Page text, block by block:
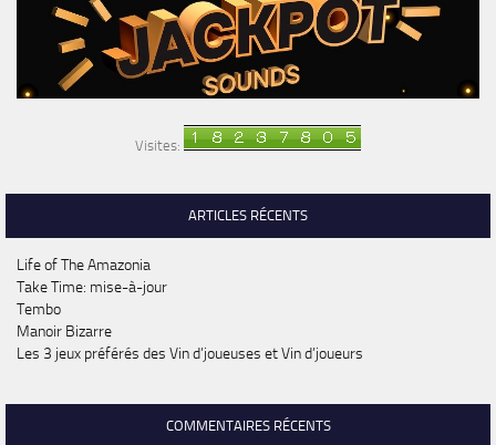
Visites:
ARTICLES RÉCENTS
Life of The Amazonia
Take Time: mise-à-jour
Tembo
Manoir Bizarre
Les 3 jeux préférés des Vin d’joueuses et Vin d’joueurs
COMMENTAIRES RÉCENTS